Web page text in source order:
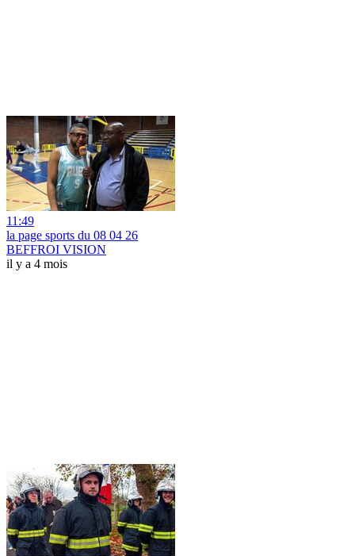
11:49
la page sports du 08 04 26
BEFFROI VISION
il y a 4 mois